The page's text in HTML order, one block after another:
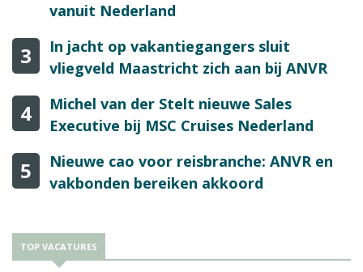
vanuit Nederland
3
In jacht op vakantiegangers sluit
vliegveld Maastricht zich aan bij ANVR
4
Michel van der Stelt nieuwe Sales
Executive bij MSC Cruises Nederland
5
Nieuwe cao voor reisbranche: ANVR en
vakbonden bereiken akkoord
TOP VACATURES